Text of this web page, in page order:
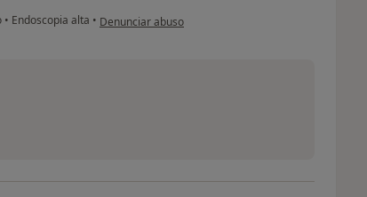
• Endoscopia alta • na opinião do utilizador Florbela Gonçalves
Denunciar abuso